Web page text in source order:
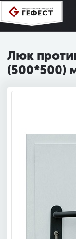
Люк
(500*500)